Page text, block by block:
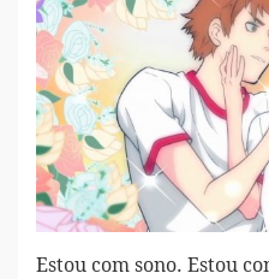
Estou com sono. Estou